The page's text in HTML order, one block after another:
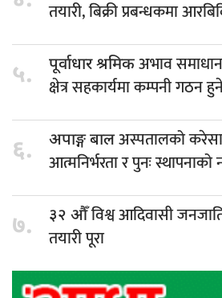
तयारी, बिक्री प्रबन्धकमा
५. पूर्वाधार श्रमिकअभाव
क्षेत्र सहकार्यमा कम्पनी गठन
६. अपाङ्ग बालअस्पतालको
आत्मनिर्भरता र पुनः स्थापनाको
७. ३२ औँविश्व आदिवासी
तयारी पूरा